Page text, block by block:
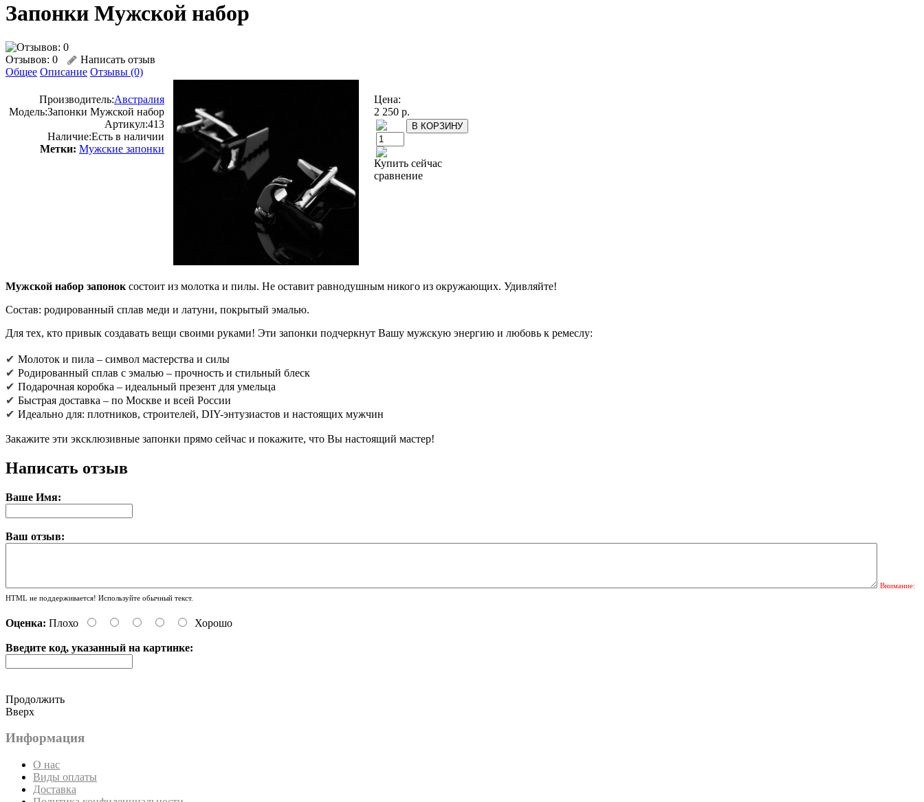
Запонки Мужской набор
Отзывов: 0
Написать отзыв
Общее Описание Отзывы (0)
Производитель:Австралия
Модель:Запонки Мужской набор
Артикул:413
Наличие:Есть в наличии
Метки: Мужские запонки
Цена:
2 250 р.
Купить сейчас
сравнение
Мужской набор запонок состоит из молотка и пилы. Не оставит равнодушным никого из окружающих. Удивляйте!
Состав: родированный сплав меди и латуни, покрытый эмалью.
Для тех, кто привык создавать вещи своими руками! Эти запонки подчеркнут Вашу мужскую энергию и любовь к ремеслу:
✔ Молоток и пила – символ мастерства и силы
✔ Родированный сплав с эмалью – прочность и стильный блеск
✔ Подарочная коробка – идеальный презент для умельца
✔ Быстрая доставка – по Москве и всей России
✔ Идеально для: плотников, строителей, DIY-энтузиастов и настоящих мужчин
Закажите эти эксклюзивные запонки прямо сейчас и покажите, что Вы настоящий мастер!
Написать отзыв
Ваше Имя:
Ваш отзыв:
Внимание:
HTML не поддерживается! Используйте обычный текст.
Оценка: Плохо Хорошо
Введите код, указанный на картинке:
Продолжить
Вверх
Информация
О нас
Виды оплаты
Доставка